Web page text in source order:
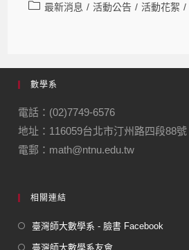
最新消息 / 活動公告 / 活動花絮 /
數學系
電話：(02)7749-6576
地址：116059台北市汀州路四段88號
電郵：math@ntnu.edu.tw
相關連結
臺灣師大數學系 - 臉書 Facebook
臺灣師大數學系友會